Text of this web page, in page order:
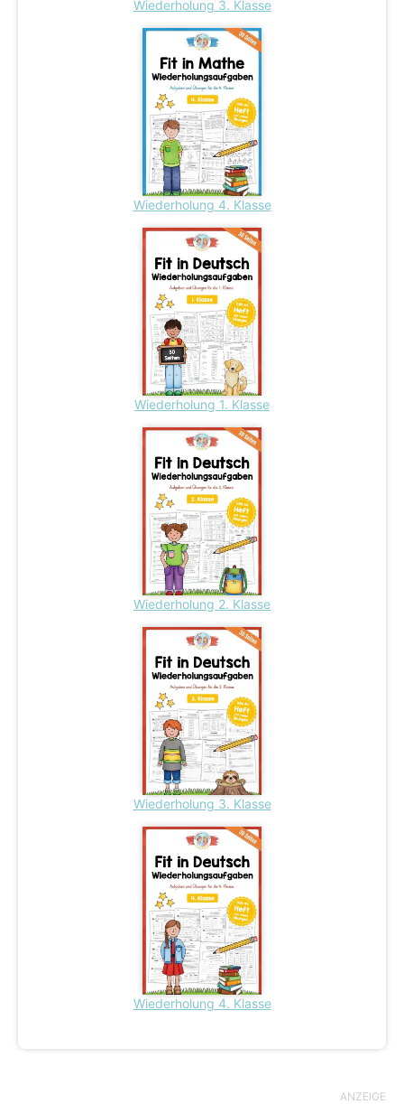
Wiederholung 3. Klasse
Wiederholung 4. Klasse
Wiederholung 1. Klasse
Wiederholung 2. Klasse
Wiederholung 3. Klasse
Wiederholung 4. Klasse
ANZEIGE